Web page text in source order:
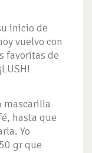
inicio de
vuelvo con
favoritas de
mascarilla
hasta que
Yo
gr que